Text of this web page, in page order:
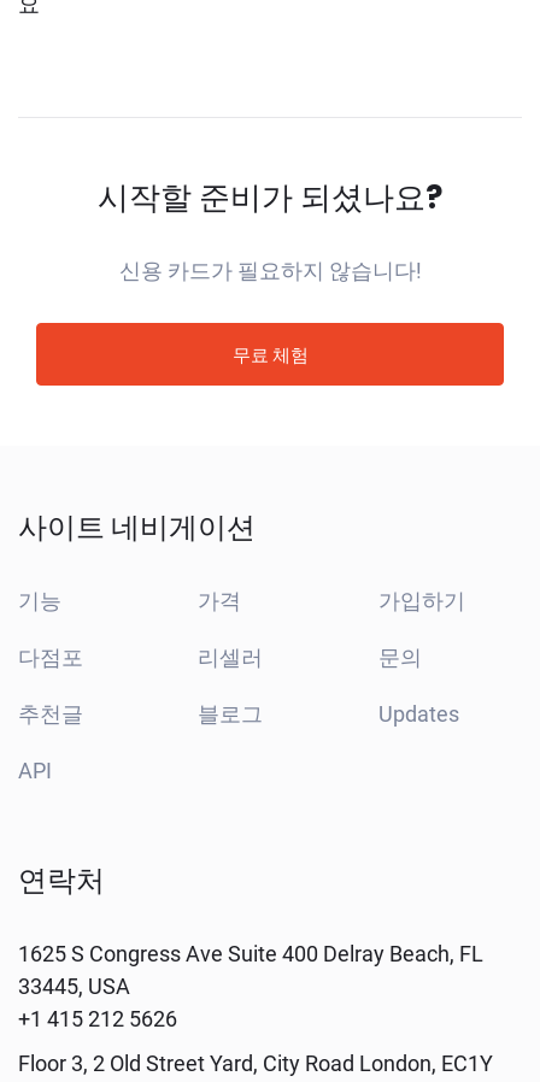
시작할 준비가 되셨나요?
신용 카드가 필요하지 않습니다!
무료 체험
사이트 네비게이션
기능
다점포
추천글
API
가격
리셀러
블로그
가입하기
문의
Updates
연락처
1625 S Congress Ave Suite 400 Delray Beach, FL
33445, USA
+1 415 212 5626
Floor 3, 2 Old Street Yard, City Road London, EC1Y